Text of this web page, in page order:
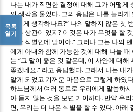
나는 내가 직면한 결정에 대해 그가 어떻게
의 생각을 물었다. 그의 응답은 나를 놀라게
어떻게 생각하나요?” 나의 말하지 않은 첫
무슨 상관이 있지? 이것은 내가 무엇을 할
대한 식별인데 말이야.” 그러나 그는 나의
에게 아내와 함께 가능한 것에 대해 나눌 때
는“그 말이 좋은 것 같은데 , 이 사안에 대해
좋겠네요 .” 라고 응답했다. 그래서 나는 내
알게 되었고 기꺼운 마음으로 그렇게 하였다
하느님께서 여러 통로로 우리에게 말씀하
아 듣지 않는 것을 보면 기이하다. 만약 우
면 , 우리는 더 나은 식별을 할 수 있다. 아래
목록
열기